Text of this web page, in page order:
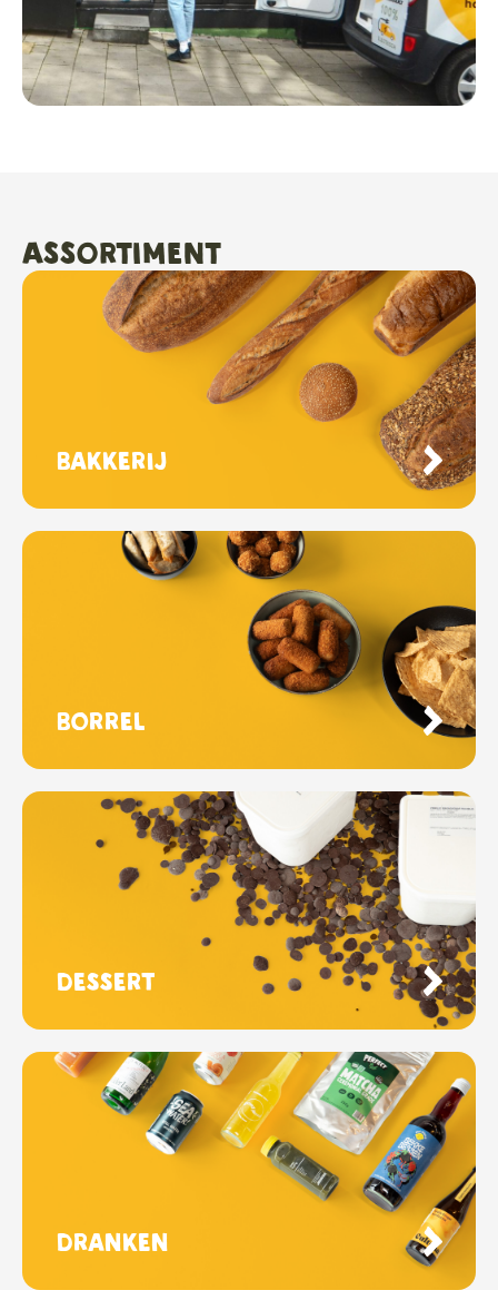
Assortiment
Bakkerij
Borrel
Dessert
Dranken